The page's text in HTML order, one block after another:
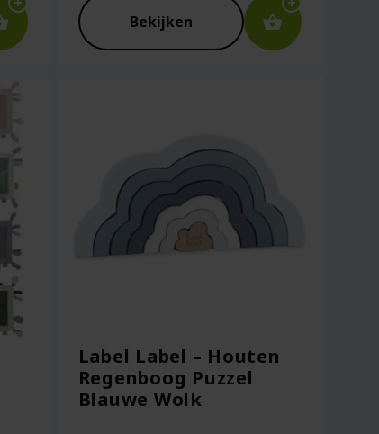
Bekijken
Label Label – Houten
Regenboog Puzzel
Blauwe Wolk